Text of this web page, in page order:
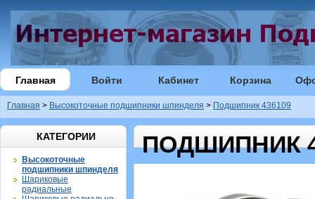
Главная Войти Кабинет Корзина
Главная > Высокоточные подшипники шпинделя > Подшипник 436109
КАТЕГОРИИ
Высокоточные
подшипники шпинделя
Шариковые
радиальные
ПОДШИПНИК